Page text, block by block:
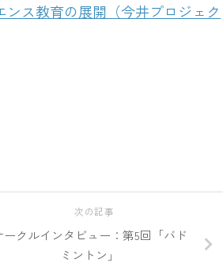
ス教育の展開（今井プロジェク
次の記事
ークルインタビュー：第5回「バド
ミントン」